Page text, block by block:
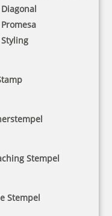
Diagonal
Promesa
Styling
Stempel
Stempel Exlibris Motiv 06